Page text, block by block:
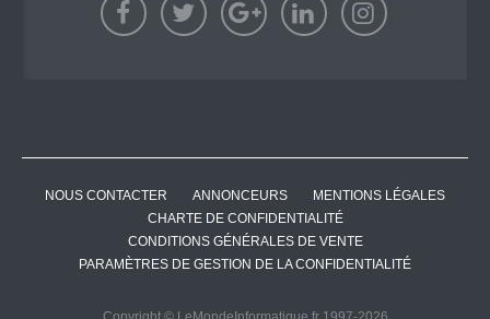
NOUS CONTACTER ANNONCEURS
MENTIONS LÉGALES
CHARTE DE CONFIDENTIALITÉ
CONDITIONS GÉNÉRALES DE VENTE
PARAMÈTRES DE GESTION DE LA CONFIDENTIALITÉ